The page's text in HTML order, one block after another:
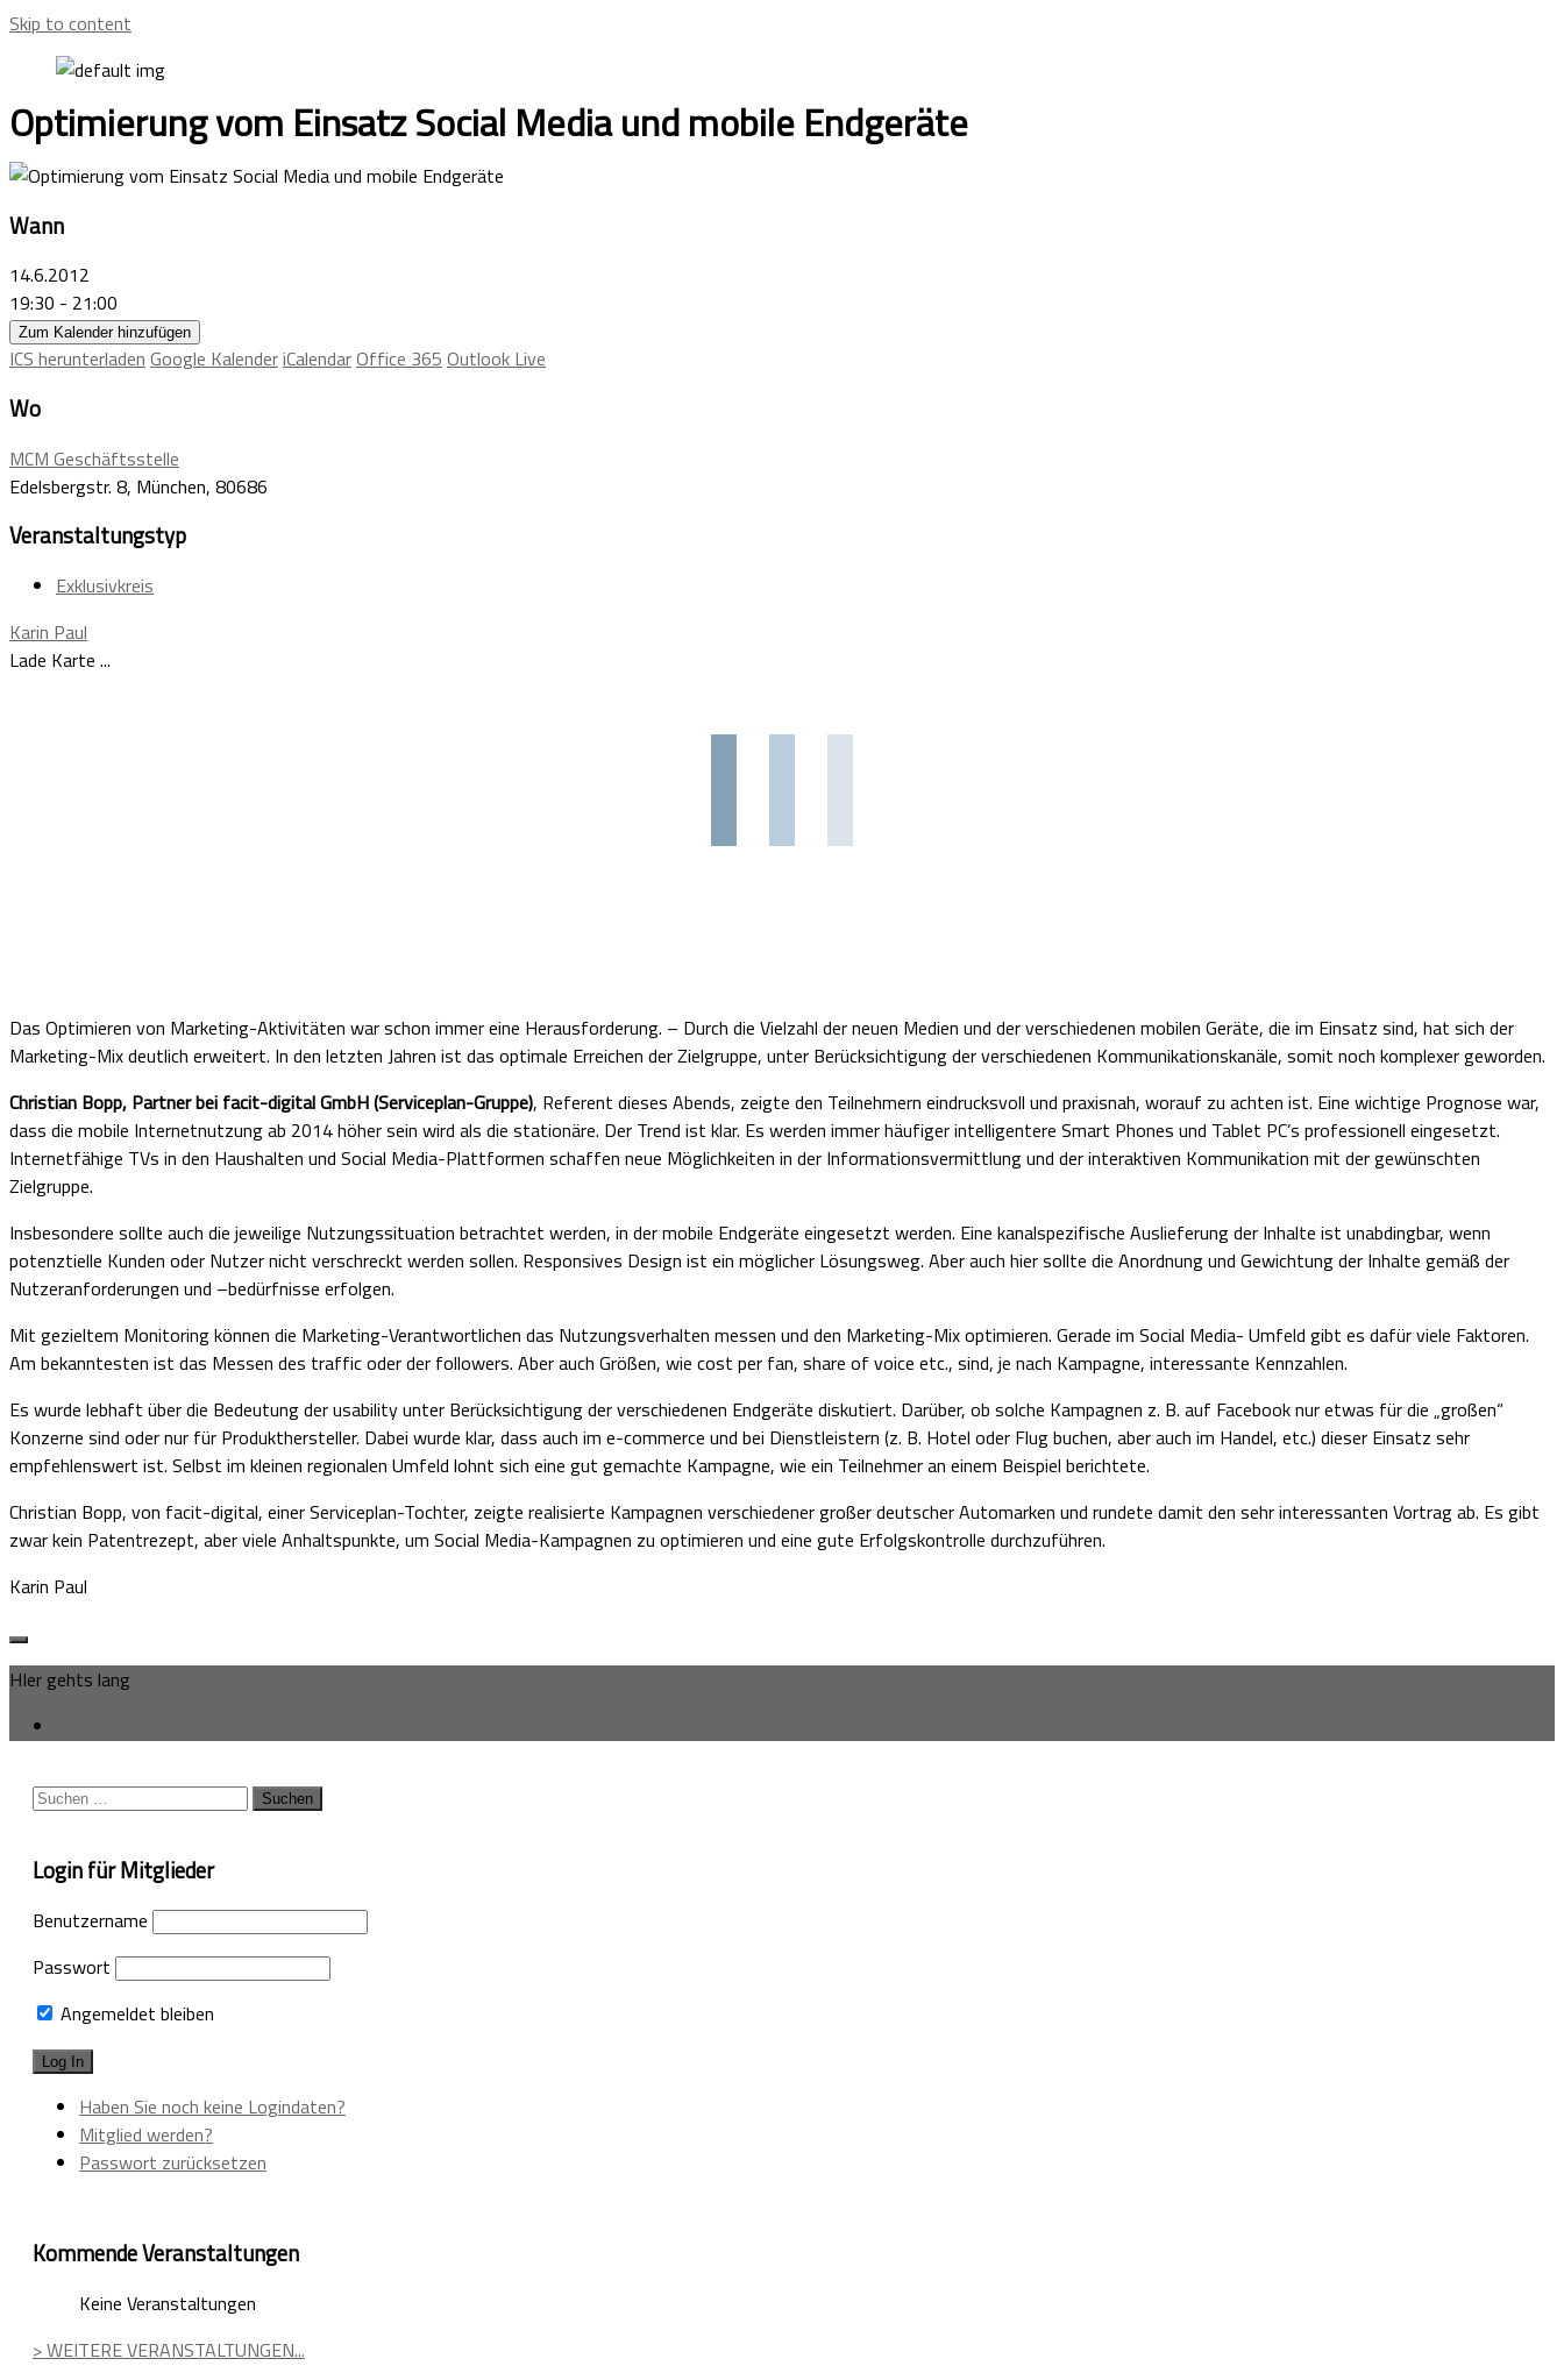
Skip to content
Optimierung vom Einsatz Social Media und mobile Endgeräte
Wann
14.6.2012
19:30 - 21:00
Zum Kalender hinzufügen
ICS herunterladen Google KalenderiCalendarOffice 365 Outlook Live
Wo
MCM Geschäftsstelle
Edelsbergstr. 8, München, 80686
Veranstaltungstyp
Exklusivkreis
Karin Paul
Lade Karte ...
Das Optimieren von Marketing-Aktivitäten war schon immer eine Herausforderung. – Durch die Vielzahl der neuen Medien und der verschiedenen mobilen Geräte, die im Einsatz sind, hat sich der
Marketing-Mix deutlich erweitert. In den letzten Jahren ist das optimale Erreichen der Zielgruppe, unter Berücksichtigung der verschiedenen Kommunikationskanäle, somit noch komplexer geworden.
Christian Bopp, Partner bei facit-digital GmbH (Serviceplan-Gruppe), Referent dieses Abends, zeigte den Teilnehmern eindrucksvoll und praxisnah, worauf zu achten ist. Eine wichtige Prognose war,
dass die mobile Internetnutzung ab 2014 höher sein wird als die stationäre. Der Trend ist klar. Es werden immer häufiger intelligentere Smart Phones und Tablet PC’s professionell eingesetzt.
Internetfähige TVs in den Haushalten und Social Media-Plattformen schaffen neue Möglichkeiten in der Informationsvermittlung und der interaktiven Kommunikation mit der gewünschten
Zielgruppe.
Insbesondere sollte auch die jeweilige Nutzungssituation betrachtet werden, in der mobile Endgeräte eingesetzt werden. Eine kanalspezifische Auslieferung der Inhalte ist unabdingbar, wenn
potenztielle Kunden oder Nutzer nicht verschreckt werden sollen. Responsives Design ist ein möglicher Lösungsweg. Aber auch hier sollte die Anordnung und Gewichtung der Inhalte gemäß der
Nutzeranforderungen und –bedürfnisse erfolgen.
Mit gezieltem Monitoring können die Marketing-Verantwortlichen das Nutzungsverhalten messen und den Marketing-Mix optimieren. Gerade im Social Media- Umfeld gibt es dafür viele Faktoren.
Am bekanntesten ist das Messen des traffic oder der followers. Aber auch Größen, wie cost per fan, share of voice etc., sind, je nach Kampagne, interessante Kennzahlen.
Es wurde lebhaft über die Bedeutung der usability unter Berücksichtigung der verschiedenen Endgeräte diskutiert. Darüber, ob solche Kampagnen z. B. auf Facebook nur etwas für die „großen“
Konzerne sind oder nur für Produkthersteller. Dabei wurde klar, dass auch im e-commerce und bei Dienstleistern (z. B. Hotel oder Flug buchen, aber auch im Handel, etc.) dieser Einsatz sehr
empfehlenswert ist. Selbst im kleinen regionalen Umfeld lohnt sich eine gut gemachte Kampagne, wie ein Teilnehmer an einem Beispiel berichtete.
Christian Bopp, von facit-digital, einer Serviceplan-Tochter, zeigte realisierte Kampagnen verschiedener großer deutscher Automarken und rundete damit den sehr interessanten Vortrag ab. Es gibt
zwar kein Patentrezept, aber viele Anhaltspunkte, um Social Media-Kampagnen zu optimieren und eine gute Erfolgskontrolle durchzuführen.
Karin Paul
HIer gehts lang
Suchen
Login für Mitglieder
Benutzername
Passwort
Angemeldet bleiben
Haben Sie noch keine Logindaten?
Mitglied werden?
Passwort zurücksetzen
Kommende Veranstaltungen
Keine Veranstaltungen
> WEITERE VERANSTALTUNGEN...